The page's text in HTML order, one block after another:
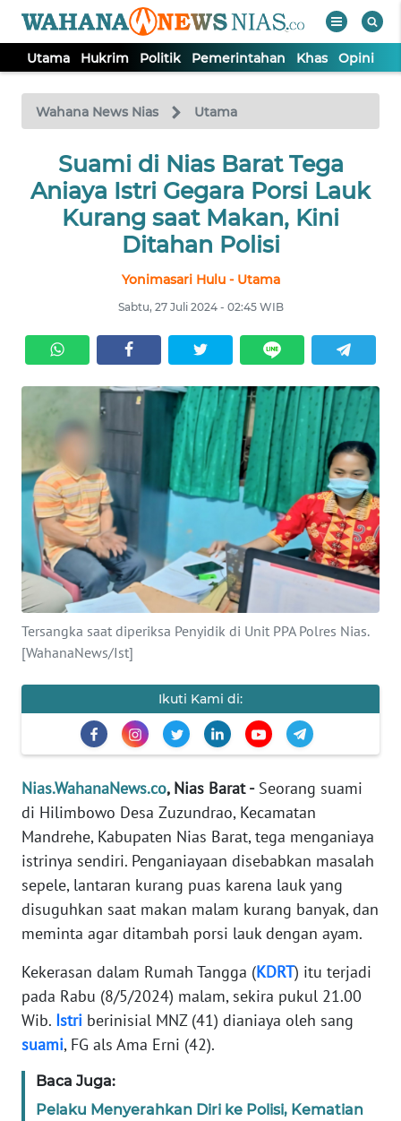
Utama Hukrim Politik Pemerintahan Khas Opini
Wahana News Nias Utama
Suami di Nias Barat Tega
Aniaya Istri Gegara Porsi Lauk
Kurang saat Makan, Kini
Ditahan Polisi
Yonimasari Hulu - Utama
Sabtu, 27 Juli 2024 - 02:45 WIB
Tersangka saat diperiksa Penyidik di Unit PPA Polres Nias.
[WahanaNews/Ist]
Ikuti Kami di:
Nias.WahanaNews.co, Nias Barat -Seorang suami
di Hilimbowo Desa Zuzundrao, Kecamatan
Mandrehe, Kabupaten Nias Barat, tega menganiaya
istrinya sendiri. Penganiayaan disebabkan masalah
sepele, lantaran kurang puas karena lauk yang
disuguhkan saat makan malam kurang banyak, dan
meminta agar ditambah porsi lauk dengan ayam.
Kekerasan dalam Rumah Tangga (KDRT) itu terjadi
pada Rabu (8/5/2024) malam, sekira pukul 21.00
Wib. Istri berinisial MNZ (41) dianiaya oleh sang
suami, FG als Ama Erni (42).
Baca Juga:
Pelaku Menyerahkan Diri ke Polisi, Kematian
TV
Tutup
UTAMA
HUKRIM
PEMERINTAHAN
KHAS
OPINI
NUSANTARA
SERBA-
SERBI
Informasi
BERITA
KONTAK
INFO
TENTANG
KAMI
PEDOMAN
MEDIA
SIBER
REDAKSI
KARIR
Wahana